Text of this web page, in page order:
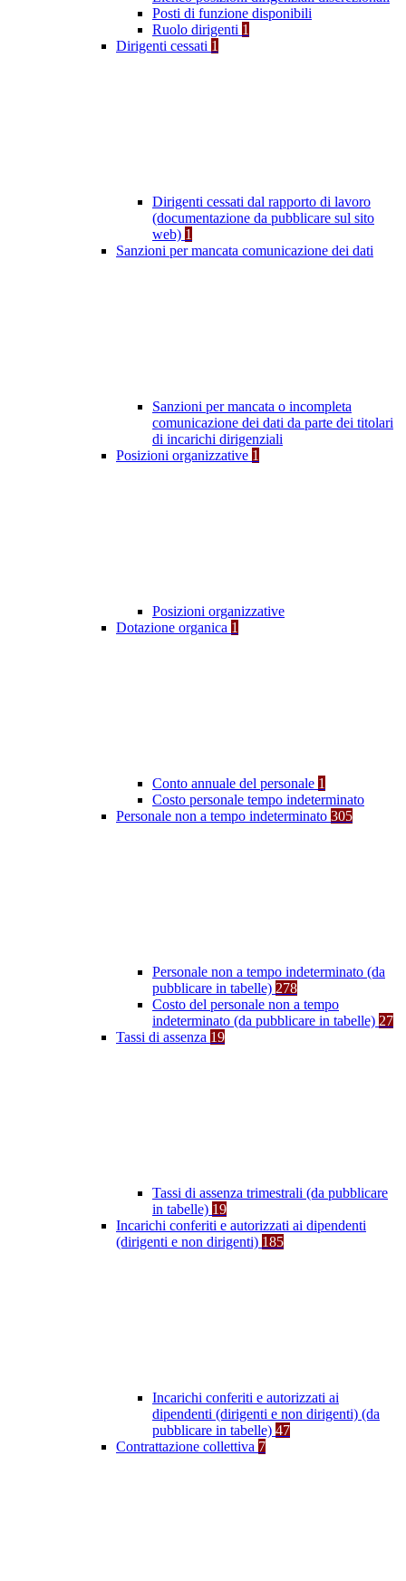
Posti di funzione disponibili
Ruolo dirigenti 1
Dirigenti cessati 1
Dirigenti cessati dal rapporto di lavoro
(documentazione da pubblicare sul sito
web) 1
Sanzioni per mancata comunicazione dei dati
Sanzioni per mancata o incompleta
comunicazione dei dati da parte dei titolari
di incarichi dirigenziali
Posizioni organizzative 1
Posizioni organizzative
Dotazione organica 1
Conto annuale del personale 1
Costo personale tempo indeterminato
Personale non a tempo indeterminato 305
Personale non a tempo indeterminato (da
pubblicare in tabelle) 278
Costo del personale non a tempo
indeterminato (da pubblicare in tabelle) 27
Tassi di assenza 19
Tassi di assenza trimestrali (da pubblicare
in tabelle) 19
Incarichi conferiti e autorizzati ai dipendenti
(dirigenti e non dirigenti) 185
Incarichi conferiti e autorizzati ai
dipendenti (dirigenti e non dirigenti) (da
pubblicare in tabelle) 47
Contrattazione collettiva 7